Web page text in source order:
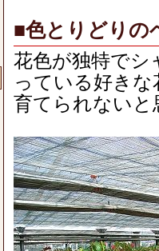
■色とりどりの
花色が独特でシ
っている好き
育てられないと